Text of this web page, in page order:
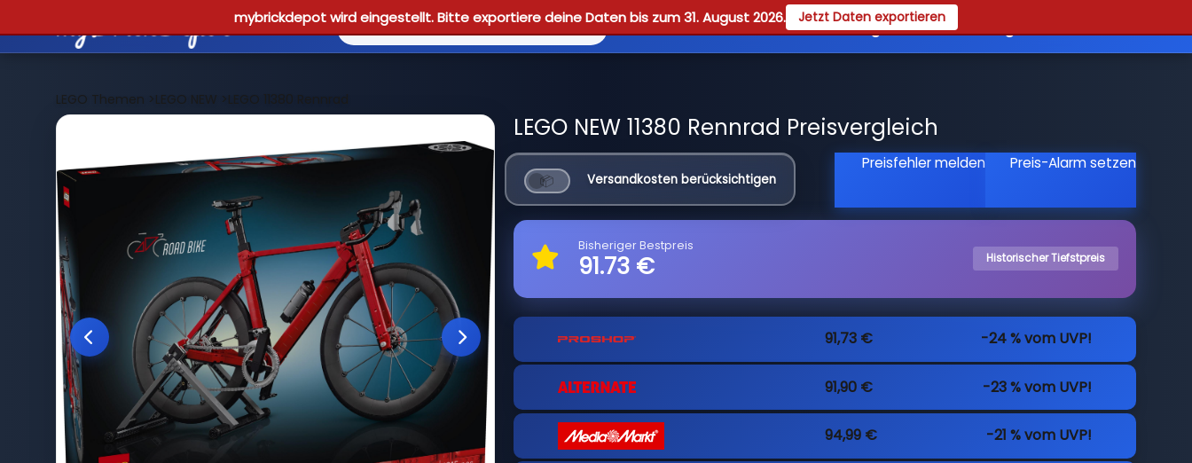
mybrickdepot wird eingestellt. Bitte exportiere deine Daten bis zum 31. August 2026. Jetzt Daten exportieren
Reviews Guides Registrieren
LEGO Themen >LEGO NEW >LEGO 11380 Rennrad
LEGO NEW 11380 Rennrad Preisvergleich
Versandkosten berücksichtigen
Preisfehler melden Preis-Alarm setzen
Bisheriger Bestpreis
91.73 € Historischer Tiefstpreis
91,73 € -24 % vom UVP!
91,90 € -23 % vom UVP!
94,99 € -21 % vom UVP!